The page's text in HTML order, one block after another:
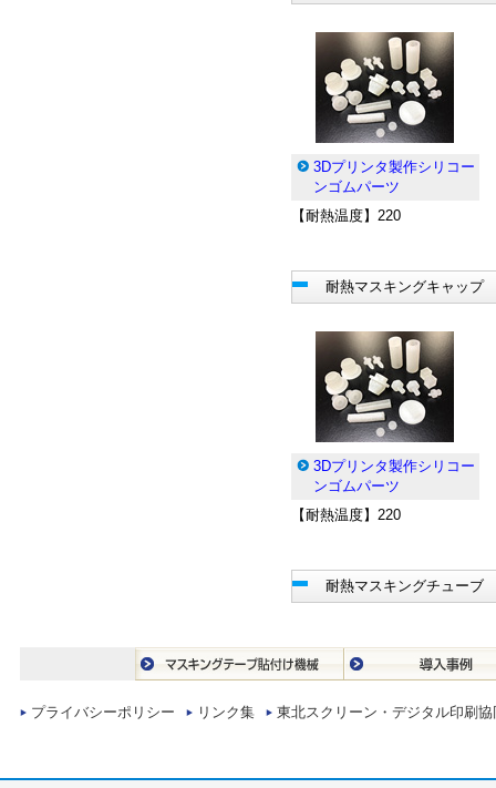
3Dプリンタ製作シリコー
ンゴムパーツ
【耐熱温度】220
耐熱マスキングキャップ
3Dプリンタ製作シリコー
ンゴムパーツ
【耐熱温度】220
耐熱マスキングチューブ
プライバシーポリシー リンク集 東北スクリーン・デジタル印刷協